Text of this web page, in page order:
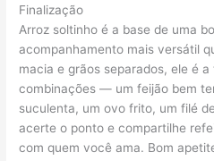
Finalização
Arroz soltinho é a base de uma
acompanhamento mais versátil
macia e grãos separados, ele é
combinações — um feijão bem
suculenta, um ovo frito, um filé
acerte o ponto e compartilhe
com quem você ama. Bom